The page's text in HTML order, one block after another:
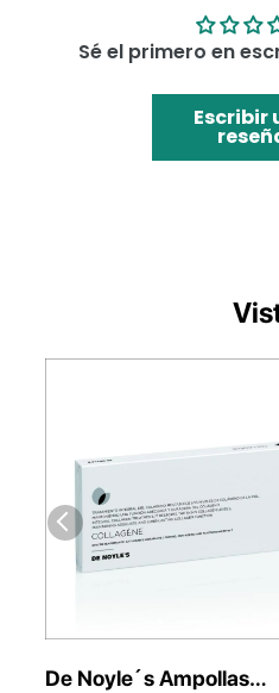
Sé el primero en
Escribir
De Noyle´s Ampollas